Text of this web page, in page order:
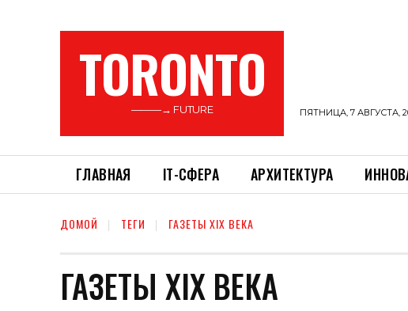
TORONTO
———→ FUTURE ПЯТНИЦА, 7 АВГУСТА,
ГЛАВНАЯ ІТ-СФЕРА АРХИТЕКТУРА
ДОМОЙ ТЕГИ ГАЗЕТЫ XIX ВЕКА
ГАЗЕТЫ XIX ВЕКА